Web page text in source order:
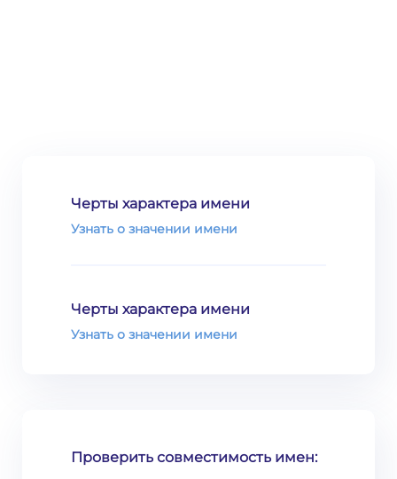
Черты характера имени
Узнать о значении имени
Черты характера имени
Узнать о значении имени
Проверить совместимость имен: